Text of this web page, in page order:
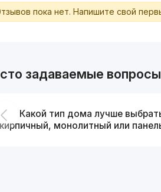
пока нет. Напишите свой
задаваемые вопросы
Какой тип дома лучше
кирпичный, монолитный или